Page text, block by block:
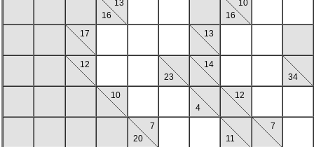
13
16
10
16
17
13
12
23
14
34
10
4
12
7
20
11
7